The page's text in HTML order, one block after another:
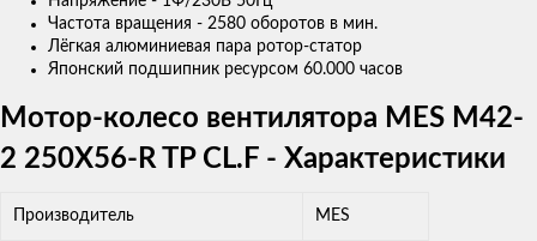
Частота вращения - 2580 оборотов в мин.
Лёгкая алюминиевая пара ротор-статор
Японский подшипник ресурсом 60.000 часов
Мотор-колесо вентилятора MES M42-
2 250X56-R TP CL.F - Характеристики
Производитель MES